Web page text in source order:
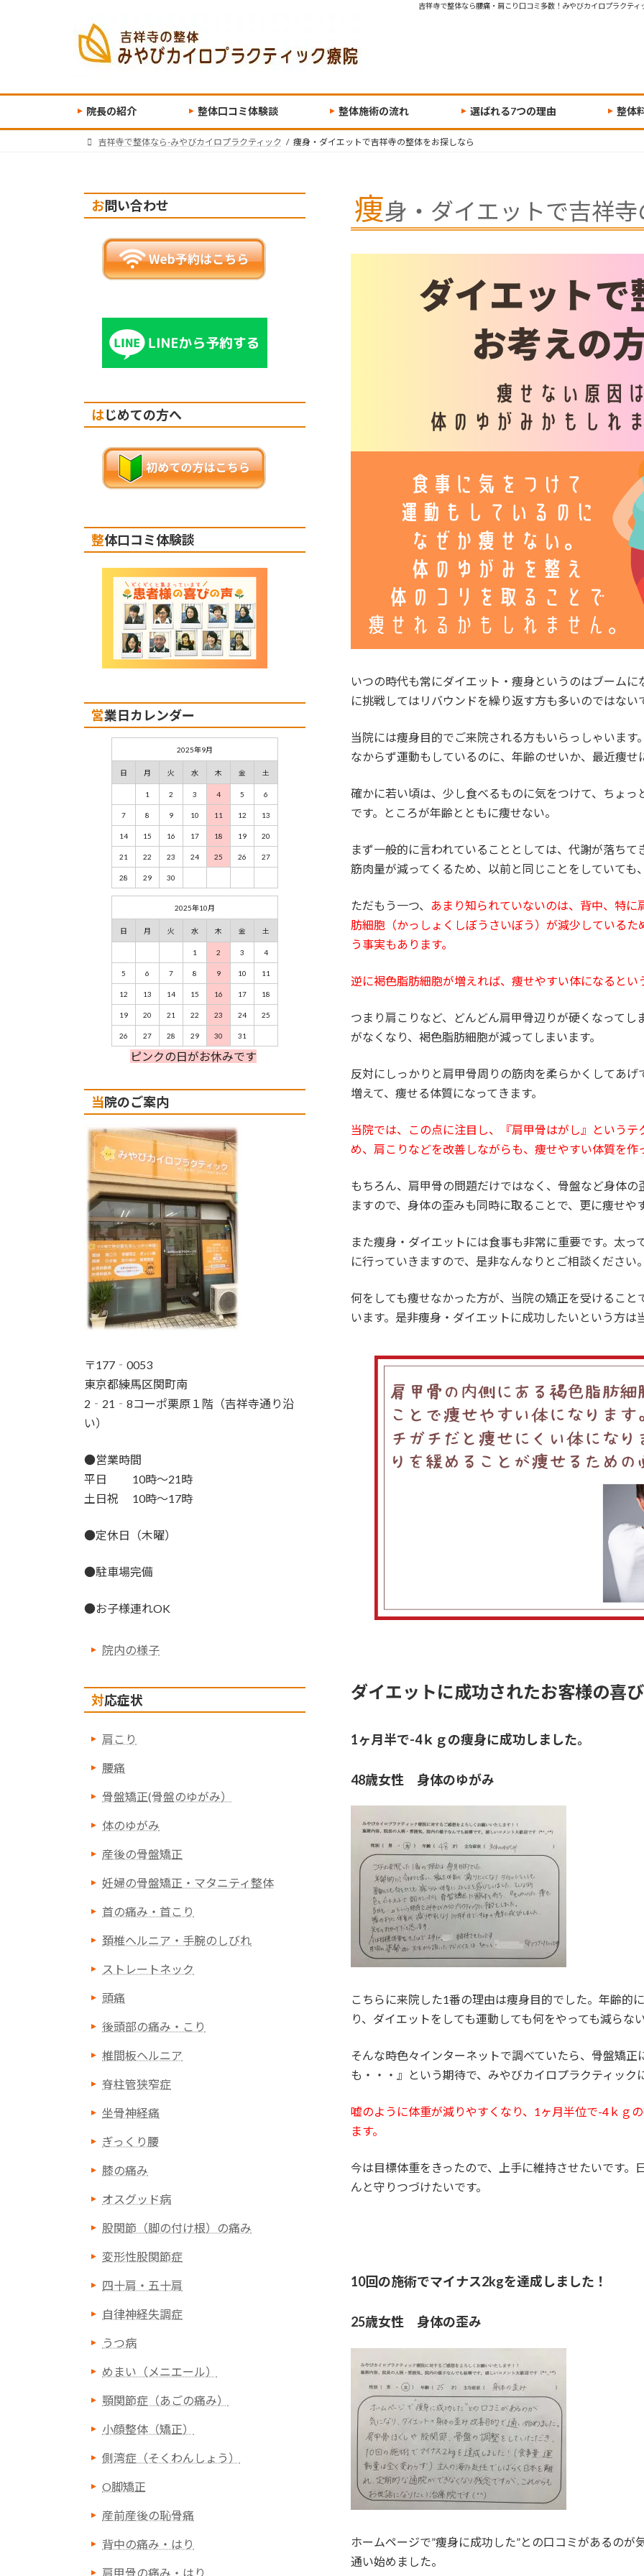
へ
キ
ョ
に
吉祥寺で整体なら腰痛・肩こり口コミ多数！みやびカイロプラクティ
院長の紹介 整体口コミ体験談 整体施術の流れ 選ばれる7つの理由 整体
吉祥寺で整体なら-みやびカイロプラクティック 痩身・ダイエットで吉祥寺の整体をお探しなら
痩身・ダイエットで吉祥
いつの時代も常にダイエット・痩身というのはブーム
に挑戦してはリバウンドを繰り返す方も多いのではない
当院には痩身目的でご来院される方もいらっしゃいま
なからず運動もしているのに、年齢のせいか、最近痩
確かに若い頃は、少し食べるものに気をつけて、ちょ
です。ところが年齢とともに痩せない。
まず一般的に言われていることとしては、代謝が落ち
筋肉量が減ってくるため、以前と同じことをしていて
ただもう一つ、 あまり知られていないのは、背中、特
肪細胞（かっしょくしぼうさいぼう）が減少している
う事実もあります。
逆に褐色脂肪細胞が増えれば、痩せやすい体になるとい
つまり肩こりなど、どんどん肩甲骨辺りが硬くなって
がなくなり、褐色脂肪細胞が減ってしまいます。
反対にしっかりと肩甲骨周りの筋肉を柔らかくしてあ
増えて、痩せる体質になってきます。
当院では、この点に注目し、『肩甲骨はがし』という
め、肩こりなどを改善しながらも、痩せやすい体質を作
もちろん、肩甲骨の問題だけではなく、骨盤など身体
ますので、身体の歪みも同時に取ることで、更に痩せや
また痩身・ダイエットには食事も非常に重要です。太
に行っていきますので、是非なんなりとご相談ください
何をしても痩せなかった方が、当院の矯正を受けるこ
います。是非痩身・ダイエットに成功したいという方は
ダイエットに成功されたお客様の喜
1ヶ月半で-4ｋｇの痩身に成功しました。
48歳女性 身体のゆがみ
こちらに来院した1番の理由は痩身目的でした。年齢的
り、ダイエットをしても運動しても何をやっても減らな
そんな時色々インターネットで調べていたら、骨盤矯
も・・・』という期待で、みやびカイロプラクティック
嘘のように体重が減りやすくなり、1ヶ月半位で-4ｋｇ
ます。
今は目標体重をきったので、上手に維持させたいです
んと守りつづけたいです。
10回の施術でマイナス2kgを達成しました！
25歳女性 身体の歪み
ホームページで”痩身に成功した”との口コミがあるの
通い始めました。
お問い合わせ
はじめての方へ
整体口コミ体験談
営業日カレンダー
2025年9月
日 月 火 水 木 金 土
1 2 3 4 5 6
7 8 9 10 11 12 13
14 15 16 17 18 19 20
21 22 23 24 25 26 27
28 29 30
2025年10月
日 月 火 水 木 金 土
1 2 3 4
5 6 7 8 9 10 11
12 13 14 15 16 17 18
19 20 21 22 23 24 25
26 27 28 29 30 31
ピンクの日がお休みです
当院のご案内
〒177‐0053
東京都練馬区関町南
2‐21‐8コーポ栗原１階（吉祥寺通り沿
い）
●営業時間
平日 10時～21時
土日祝 10時～17時
●定休日（木曜）
●駐車場完備
●お子様連れOK
院内の様子
対応症状
肩こり
腰痛
骨盤矯正(骨盤のゆがみ）
体のゆがみ
産後の骨盤矯正
妊婦の骨盤矯正・マタニティ整体
首の痛み・首こり
頚椎ヘルニア・手腕のしびれ
ストレートネック
頭痛
後頭部の痛み・こり
椎間板ヘルニア
脊柱管狭窄症
坐骨神経痛
ぎっくり腰
膝の痛み
オスグッド病
股関節（脚の付け根）の痛み
変形性股関節症
四十肩・五十肩
自律神経失調症
うつ病
めまい（メニエール）
顎関節症（あごの痛み）
小顔整体（矯正）
側湾症（そくわんしょう）
O脚矯正
産前産後の恥骨痛
背中の痛み・はり
肩甲骨の痛み・はり